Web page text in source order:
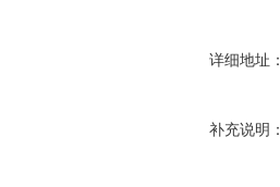
详细地址：
补充说明：